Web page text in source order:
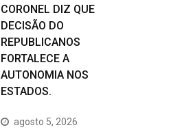
CORONEL DIZ QUE
DECISÃO DO
REPUBLICANOS
FORTALECE A
AUTONOMIA NOS
ESTADOS.
agosto 5, 2026